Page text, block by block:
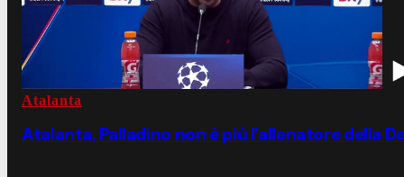
Atalanta
Atalanta, Palladino non è più l'allenatore della